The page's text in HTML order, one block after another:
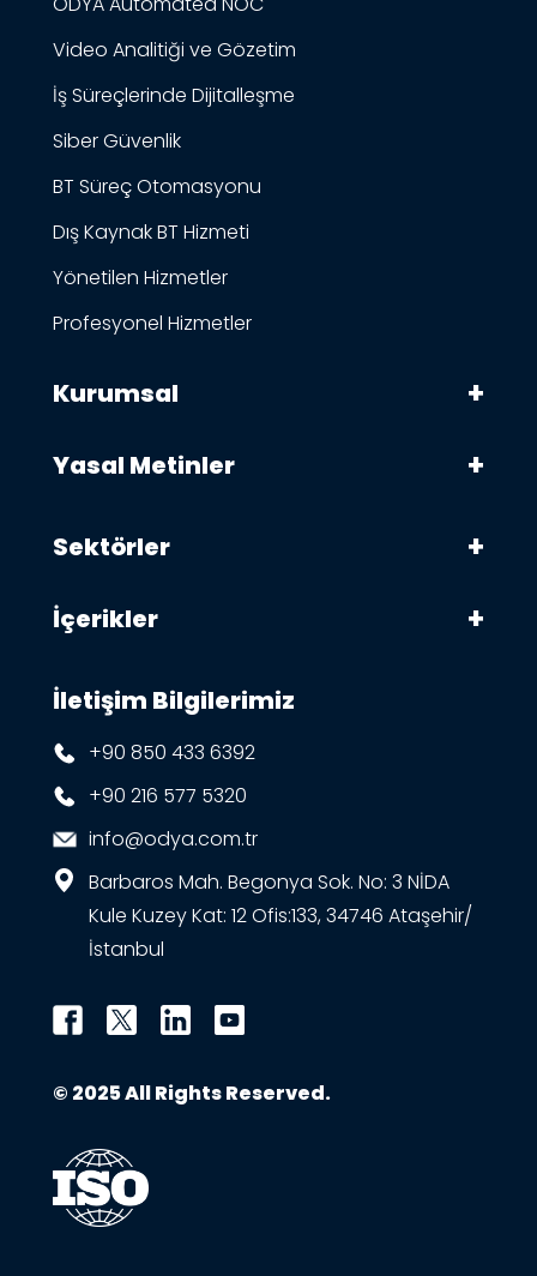
Video Analitiği ve Gözetim
İş Süreçlerinde Dijitalleşme
Siber Güvenlik
BT Süreç Otomasyonu
Dış Kaynak BT Hizmeti
Yönetilen Hizmetler
Profesyonel Hizmetler
Kurumsal
Yasal Metinler
Sektörler
İçerikler
İletişim Bilgilerimiz
+90 850 433 6392
+90 216 577 5320
info@odya.com.tr
Barbaros Mah. Begonya Sok. No: 3 NİDA
Kule Kuzey Kat: 12 Ofis:133, 34746 Ataşehir/
İstanbul
© 2025 All Rights Reserved.